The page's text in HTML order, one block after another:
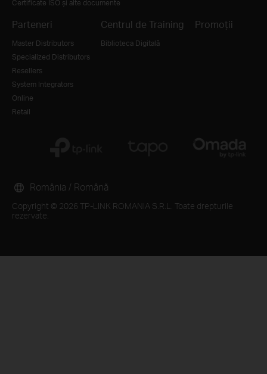
Certificate ISO și alte documente
Parteneri
Master Distributors
Specialized Distributors
Resellers
System Integrators
Online
Retail
Centrul de Training
Biblioteca Digitală
Promoții
Copyright © 2026 TP-LINK ROMANIA S.R.L. Toate drepturile
rezervate.
România / Română